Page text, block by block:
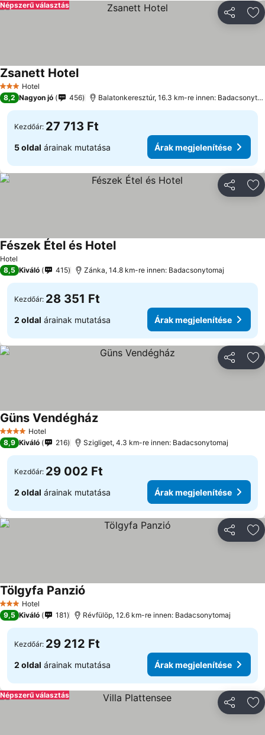
Népszerű választás
3 Kategória
Hotel
Zsanett Hotel
8,2 Nagyon jó 456 Balatonkeresztúr, 16.3 km-re innen: Badacsonytomaj
Kezdőár: 27 713 Ft
5 oldal árainak mutatása Árak megjelenítése
Hotel
Fészek Étel és Hotel
8,5 Kiváló 415 Zánka, 14.8 km-re innen: Badacsonytomaj
Kezdőár: 28 351 Ft
2 oldal árainak mutatása Árak megjelenítése
4 KategóriaHotel
Güns Vendégház
8,9 Kiváló 216 Szigliget, 4.3 km-re innen: Badacsonytomaj
Kezdőár: 29 002 Ft
2 oldal árainak mutatása Árak megjelenítése
3 Kategória
Hotel
Tölgyfa Panzió
9,5 Kiváló 181 Révfülöp, 12.6 km-re innen: Badacsonytomaj
Kezdőár: 29 212 Ft
2 oldal árainak mutatása Árak megjelenítése
Népszerű választás